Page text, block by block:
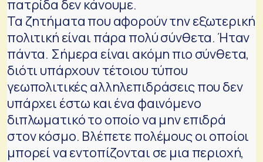
πατρίδα δεν κάνουμε.
Τα ζητήματα που αφορούν την εξωτερική
πολιτική είναι πάρα πολύ σύνθετα. Ήταν
πάντα. Σήμερα είναι ακόμη πιο σύνθετα,
διότι υπάρχουν τέτοιου τύπου
γεωπολιτικές αλληλεπιδράσεις που δεν
υπάρχει έστω και ένα φαινόμενο
διπλωματικό το οποίο να μην επιδρά
στον κόσμο. Βλέπετε πολέμους οι οποίοι
μπορεί να εντοπίζονται σε μια περιοχή,